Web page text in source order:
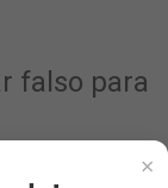
×
falso para